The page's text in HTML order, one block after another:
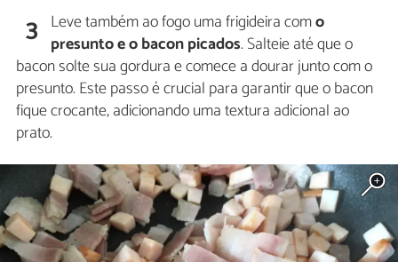
3 Leve também ao fogo uma frigideira como
presunto e o bacon picados. Salteie até que o
bacon solte sua gordura e comece a dourar junto com o
presunto. Este passo é crucial para garantir que o bacon
fique crocante, adicionando uma textura adicional ao
prato.